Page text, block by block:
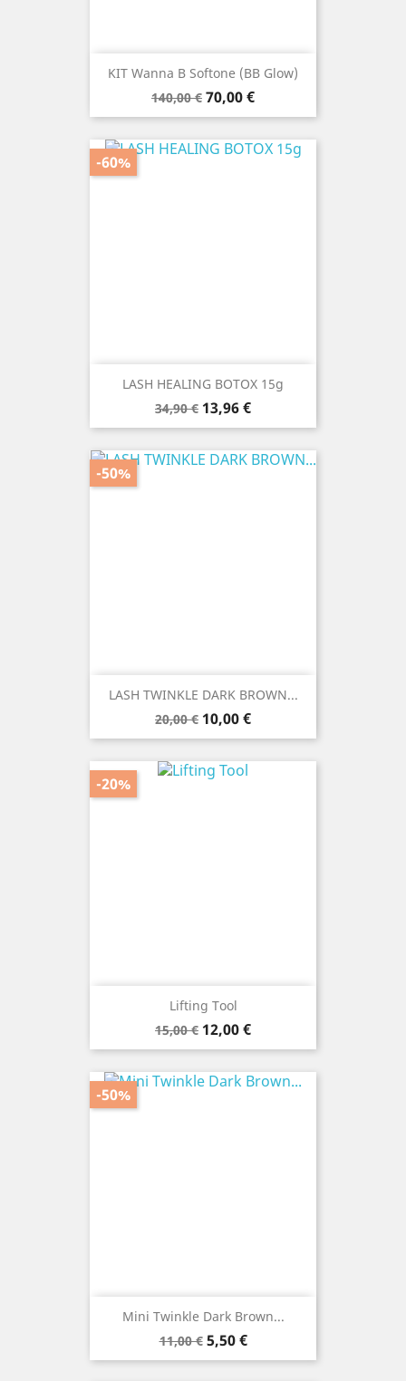
KIT Wanna B Softone (BB Glow)
Prezzo
base
140,00 € Prezzo
70,00 €
LASH HEALING BOTOX 15g
Prezzo
base
34,90 € Prezzo
13,96 €
-60%
LASH TWINKLE DARK BROWN...
Prezzo
base
20,00 € Prezzo
10,00 €
-50%
Lifting Tool
Prezzo
base
15,00 € Prezzo
12,00 €
-20%
Mini Twinkle Dark Brown...
Prezzo
base
11,00 € Prezzo
5,50 €
-50%